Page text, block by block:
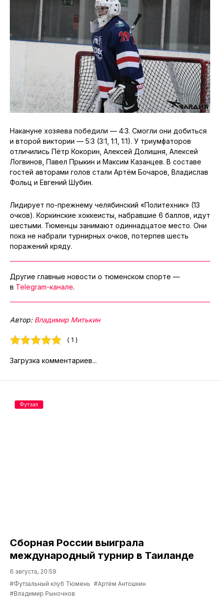
Накануне хозяева победили — 4:3. Смогли они добиться
и второй виктории — 5:3 (3:1, 1:1, 1:1). У триумфаторов
отличились Пётр Кокорин, Алексей Долишня, Алексей
Логвинов, Павел Прыкин и Максим Казанцев. В составе
гостей авторами голов стали Артём Бочаров, Владислав
Фольц и Евгений Шубин.
Лидирует по-прежнему челябинский «Политехник» (13
очков). Коркинские хоккеисты, набравшие 6 баллов, идут
шестыми. Тюменцы занимают одиннадцатое место. Они
пока не набрали турнирных очков, потерпев шесть
поражений кряду.
Другие главные новости о тюменском спорте —
в Telegram-канале.
Автор: Владимир Митькин
( 1 )
Загрузка комментариев...
Сборная России выиграла
международный турнир в Таиланде
6 августа, 20:59
#Футзальный клуб Тюмень #Артём Антошкин
#Владимир Рыночнов
Футзал